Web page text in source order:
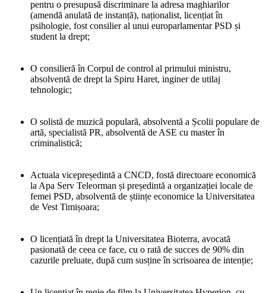
pentru o presupusă discriminare la adresa maghiarilor
(amendă anulată de instanță), naționalist, licențiat în
psihologie, fost consilier al unui europarlamentar PSD și
student la drept;
O consilieră în Corpul de control al primului ministru,
absolventă de drept la Spiru Haret, inginer de utilaj
tehnologic;
O solistă de muzică populară, absolventă a Școlii populare de
artă, specialistă PR, absolventă de ASE cu master în
criminalistică;
Actuala vicepreședintă a CNCD, fostă directoare economică
la Apa Serv Teleorman și președintă a organizației locale de
femei PSD, absolventă de științe economice la Universitatea
de Vest Timișoara;
O licențiată în drept la Universitatea Bioterra, avocată
pasionată de ceea ce face, cu o rată de succes de 90% din
cazurile preluate, după cum susține în scrisoarea de intenție;